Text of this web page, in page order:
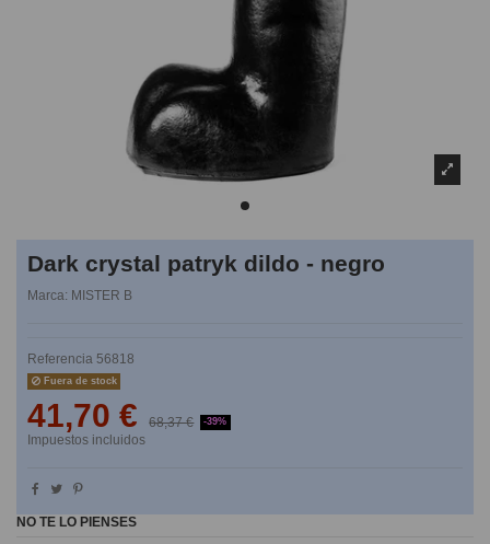
Dark crystal patryk dildo - negro
Marca: MISTER B
Referencia 56818
Fuera de stock
41,70 € 68,37 € -39%
Impuestos incluidos
NO TE LO PIENSES